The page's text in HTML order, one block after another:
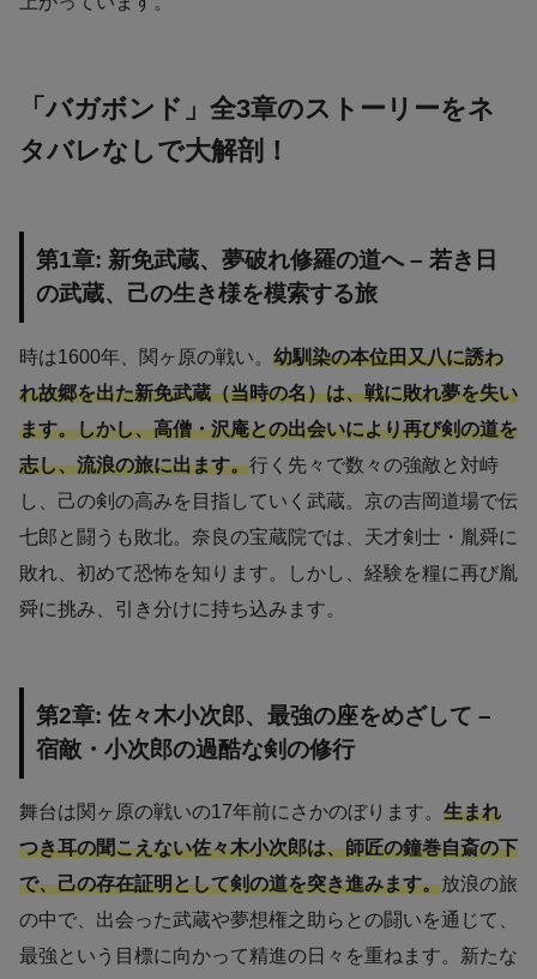
「バガボンド」全3章のストーリーをネ
タバレなしで大解剖！
第1章: 新免武蔵、夢破れ修羅の道へ – 若き日
の武蔵、己の生き様を模索する旅
時は1600年、関ヶ原の戦い。 幼馴染の本位田又八に誘わ
れ故郷を出た新免武蔵（当時の名）は、戦に敗れ夢を失い
ます。しかし、高僧・沢庵との出会いにより再び剣の道を
志し、流浪の旅に出ます。行く先々で数々の強敵と対峙
し、己の剣の高みを目指していく武蔵。京の吉岡道場で伝
七郎と闘うも敗北。奈良の宝蔵院では、天才剣士・胤舜に
敗れ、初めて恐怖を知ります。しかし、経験を糧に再び胤
舜に挑み、引き分けに持ち込みます。
第2章: 佐々木小次郎、最強の座をめざして –
宿敵・小次郎の過酷な剣の修行
舞台は関ヶ原の戦いの17年前にさかのぼります。 生まれ
つき耳の聞こえない佐々木小次郎は、師匠の鐘巻自斎の下
で、己の存在証明として剣の道を突き進みます。放浪の旅
の中で、出会った武蔵や夢想権之助らとの闘いを通じて、
最強という目標に向かって精進の日々を重ねます。新たな